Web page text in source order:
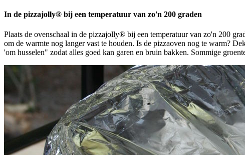
In de pizzajolly® bij een temperatuur van zo'n 200 graden
Plaats de ovenschaal in de pizzajolly® bij een temperatuur van zo'n 200
om de warmte nog langer vast te houden. Is de pizzaoven nog te warm?
'om husselen" zodat alles goed kan garen en bruin bakken. Sommige